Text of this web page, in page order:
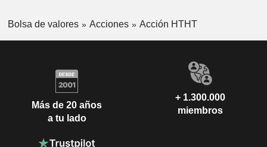
Bolsa de valores Acciones Acción HTHT
Más de 20 años
a tu lado
+ 1.300.000
miembros